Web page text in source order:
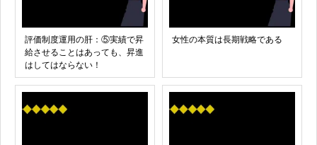
評価制度運用の肝：⑤実績で昇
給させることはあっても、昇進
はしてはならない！
女性の本質は長期戦略である